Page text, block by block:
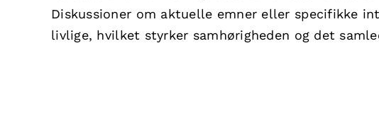
Diskussioner om aktuelle emner eller specifikke
livlige, hvilket styrker samhørigheden og det